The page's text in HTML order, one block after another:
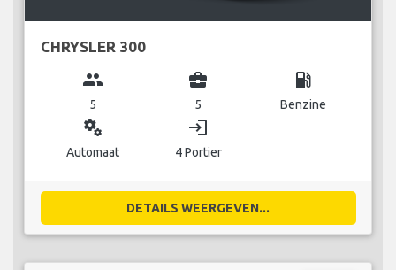
CHRYSLER 300
group
5
business_center
5
local_gas_station
Benzine
miscellaneous_services
Automaat
login
4 Portier
DETAILS WEERGEVEN...